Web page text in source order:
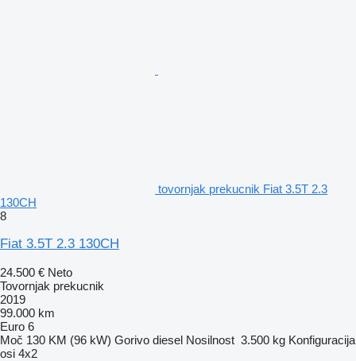
tovornjak prekucnik Fiat 3.5T 2.3
130CH
8
Fiat 3.5T 2.3 130CH
24.500 € Neto
Tovornjak prekucnik
2019
99.000 km
Euro 6
Moč 130 KM (96 kW) Gorivo diesel Nosilnost 3.500 kg Konfiguracija
osi 4x2